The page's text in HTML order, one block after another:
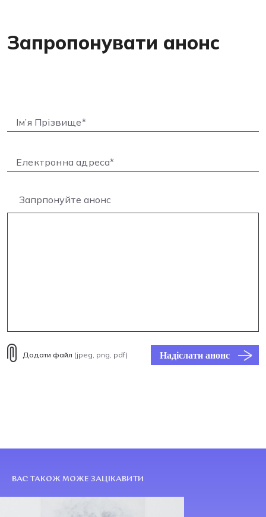
Запропонувати анонс
Запрпонуйте анонс
Додати файл (jpeg, png, pdf) Надіслати анонс
ВАС ТАКОЖ МОЖЕ ЗАЦІКАВИТИ